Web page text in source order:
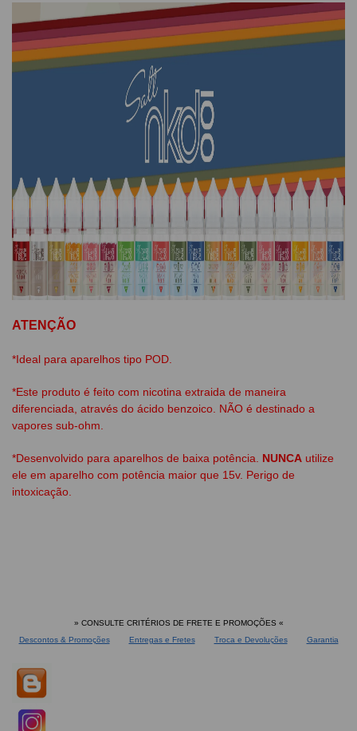
ATENÇÃO
*Ideal para aparelhos tipo POD.
*Este produto é feito com nicotina extraida de maneira
diferenciada, através do ácido benzoico. NÃO é destinado a
vapores sub-ohm.
*Desenvolvido para aparelhos de baixa potência. NUNCA utilize
ele em aparelho com potência maior que 15v. Perigo de
intoxicação.
» CONSULTE CRITÉRIOS DE FRETE E PROMOÇÕES «
Descontos & Promoções
Entregas e Fretes Troca e Devoluções Garantia